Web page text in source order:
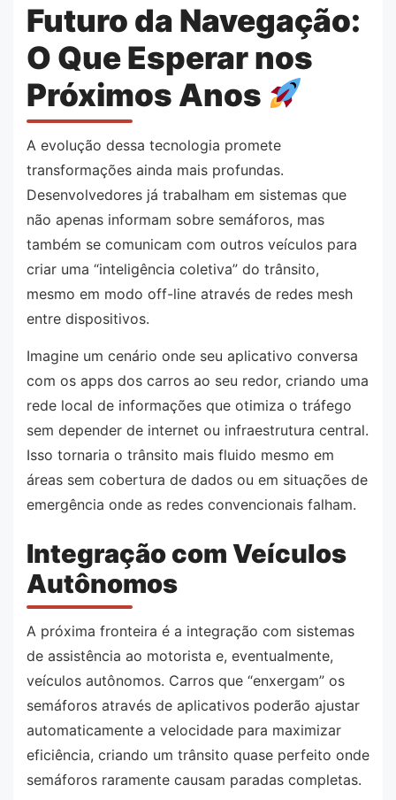
Futuro da Navegação:
O Que Esperar nos
Próximos Anos
A evolução dessa tecnologia promete
transformações ainda mais profundas.
Desenvolvedores já trabalham em sistemas que
não apenas informam sobre semáforos, mas
também se comunicam com outros veículos para
criar uma “inteligência coletiva” do trânsito,
mesmo em modo off-line através de redes mesh
entre dispositivos.
Imagine um cenário onde seu aplicativo conversa
com os apps dos carros ao seu redor, criando uma
rede local de informações que otimiza o tráfego
sem depender de internet ou infraestrutura central.
Isso tornaria o trânsito mais fluido mesmo em
áreas sem cobertura de dados ou em situações de
emergência onde as redes convencionais falham.
Integração com Veículos
Autônomos
A próxima fronteira é a integração com sistemas
de assistência ao motorista e, eventualmente,
veículos autônomos. Carros que “enxergam” os
semáforos através de aplicativos poderão ajustar
automaticamente a velocidade para maximizar
eficiência, criando um trânsito quase perfeito onde
semáforos raramente causam paradas completas.